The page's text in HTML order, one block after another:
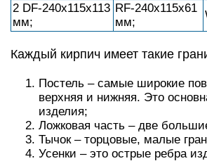
2 DF-240x115x113
мм;
RF-240x115x61
мм;
Каждый кирпич имеет такие
Постель – самые широкие
верхняя и нижняя. Это
изделия;
Ложковая часть – две
Тычок – торцовые, малые
Усенки – это острые ребра